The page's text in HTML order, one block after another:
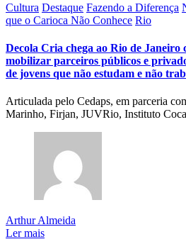
Cultura Destaque Fazendo a Diferença
que o Carioca Não Conhece Rio
Decola Cria chega ao Rio de Janeiro
mobilizar parceiros públicos e
de jovens que não estudam e não
Articulada pelo Cedaps, em parceria
Marinho, Firjan, JUVRio, Instituto
Arthur Almeida
Ler mais